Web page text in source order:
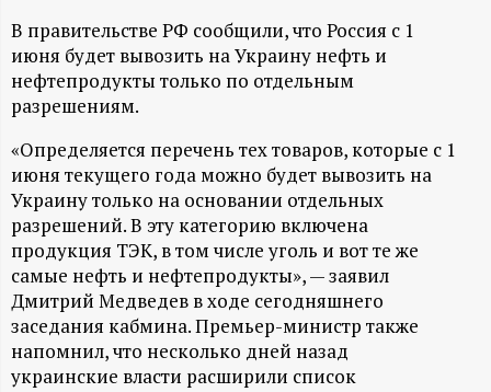
А
Н
-
и
н
ф
о
В правительстве РФ сообщили, что Россия с 1
июня будет вывозить на Украину нефть и
нефтепродукты только по отдельным
разрешениям.
«Определяется перечень тех товаров, которые с 1
июня текущего года можно будет вывозить на
Украину только на основании отдельных
разрешений. В эту категорию включена
продукция ТЭК, в том числе уголь и вот те же
самые нефть и нефтепродукты», — заявил
Дмитрий Медведев в ходе сегодняшнего
заседания кабмина. Премьер-министр также
напомнил, что несколько дней назад
украинские власти расширили список